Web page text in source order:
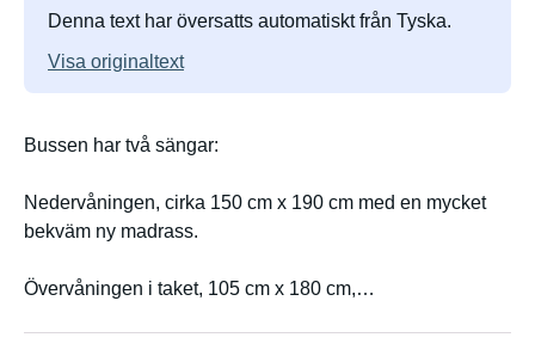
Denna text har översatts automatiskt från Tyska.
Visa originaltext
Bussen har två sängar:
Nedervåningen, cirka 150 cm x 190 cm med en mycket
bekväm ny madrass.
Övervåningen i taket, 105 cm x 180 cm,